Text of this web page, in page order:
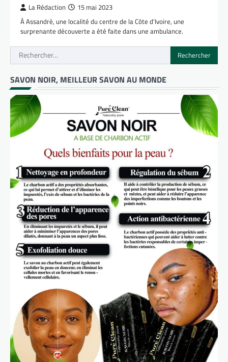
La Rédaction 15 mai 2023
À Assandrè, une localité du centre de la Côte d’Ivoire, une
surprenante découverte a été faite dans une ambulance.
Rechercher :
SAVON NOIR, MEILLEUR SAVON AU MONDE